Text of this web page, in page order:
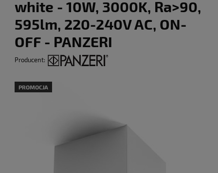
white - 10W, 3000K, Ra>90,
595lm, 220-240V AC, ON-
OFF - PANZERI
Producent:
PROMOCJA